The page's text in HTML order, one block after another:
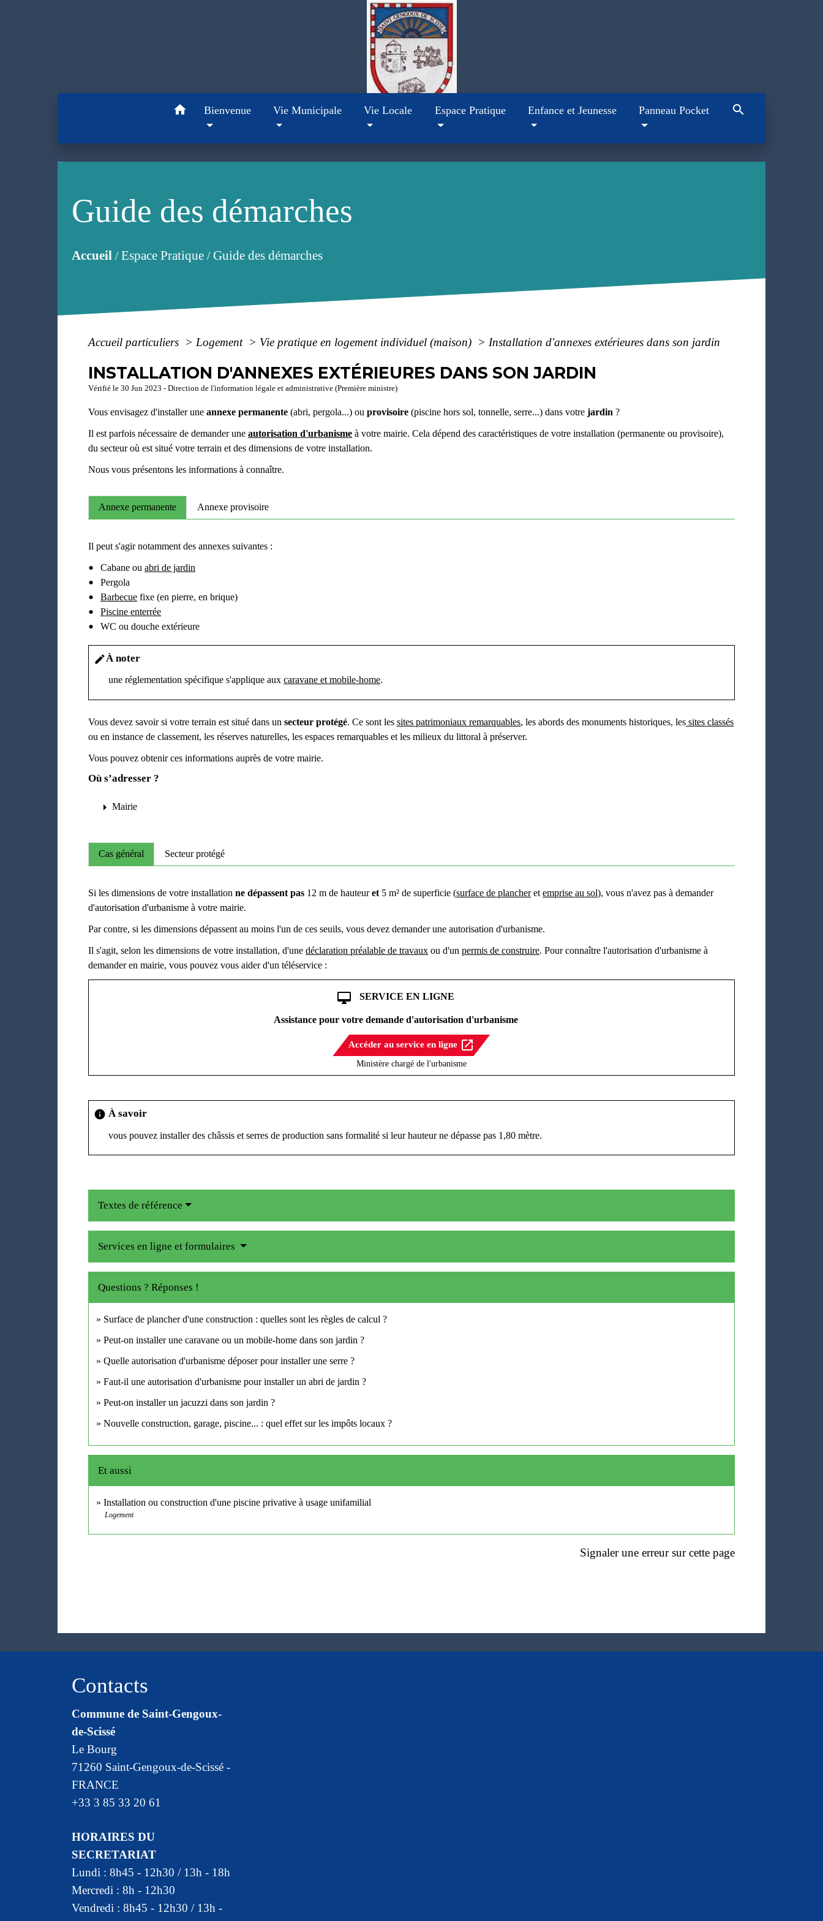
home Bienvenue Vie Municipale Vie Locale Espace Pratique Enfance et Jeunesse Panneau Pocket search
Guide des démarches
Accueil/Espace Pratique/Guide des démarches
Accueil particuliers > Logement > Vie pratique en logement individuel (maison) > Installation d'annexes extérieures dans son jardin
INSTALLATION D'ANNEXES EXTÉRIEURES DANS SON JARDIN
Vérifié le 30 Jun 2023 - Direction de l'information légale et administrative (Première ministre)
Vous envisagez d'installer uneannexe permanente (abri, pergola...) ouprovisoire (piscine hors sol, tonnelle, serre...) dans votrejardin ?
Il est parfois nécessaire de demander une autorisation d'urbanisme à votre mairie. Cela dépend des caractéristiques de votre installation (permanente ou provisoire),
du secteur où est situé votre terrain et des dimensions de votre installation.
Nous vous présentons les informations à connaître.
Annexe permanente Annexe provisoire
Il peut s'agir notamment des annexes suivantes :
Cabane ouabri de jardin
Pergola
Barbecue fixe (en pierre, en brique)
Piscine enterrée
WC ou douche extérieure
editÀ noter
une réglementation spécifique s'applique auxcaravane et mobile-home.
Vous devez savoir si votre terrain est situé dans unsecteur protégé. Ce sont lessites patrimoniaux remarquables, les abords des monuments historiques, les sites classés
ou en instance de classement, les réserves naturelles, les espaces remarquables et les milieux du littoral à préserver.
Vous pouvez obtenir ces informations auprès de votre mairie.
Où s’adresser ?
arrow_rightMairie
Cas général Secteur protégé
Si les dimensions de votre installationne dépassent pas 12 m de hauteuret 5 m² de superficie (surface de plancheretemprise au sol), vous n'avez pas à demander
d'autorisation d'urbanisme à votre mairie.
Par contre, si les dimensions dépassent au moins l'un de ces seuils, vous devez demander une autorisation d'urbanisme.
Il s'agit, selon les dimensions de votre installation, d'unedéclaration préalable de travaux ou d'unpermis de construire. Pour connaître l'autorisation d'urbanisme à
demander en mairie, vous pouvez vous aider d'un téléservice :
desktop_mac SERVICE EN LIGNE
Assistance pour votre demande d'autorisation d'urbanisme
Accéder au service en ligne open_in_new
Ministère chargé de l'urbanisme
info À savoir
vous pouvez installer des châssis et serres de production sans formalité si leur hauteur ne dépasse pas 1,80 mètre.
Textes de référence
Services en ligne et formulaires
Questions ? Réponses !
Surface de plancher d'une construction : quelles sont les règles de calcul ?
Peut-on installer une caravane ou un mobile-home dans son jardin ?
Quelle autorisation d'urbanisme déposer pour installer une serre ?
Faut-il une autorisation d'urbanisme pour installer un abri de jardin ?
Peut-on installer un jacuzzi dans son jardin ?
Nouvelle construction, garage, piscine... : quel effet sur les impôts locaux ?
Et aussi
Installation ou construction d'une piscine privative à usage unifamilial
Logement
Signaler une erreur sur cette page
Contacts
Commune de Saint-Gengoux-
de-Scissé
Le Bourg
71260 Saint-Gengoux-de-Scissé -
FRANCE
+33 3 85 33 20 61
HORAIRES DU
SECRETARIAT
Lundi : 8h45 - 12h30 / 13h - 18h
Mercredi : 8h - 12h30
Vendredi : 8h45 - 12h30 / 13h -